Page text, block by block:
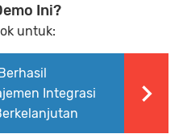
Ini?
untuk:
Integrasi